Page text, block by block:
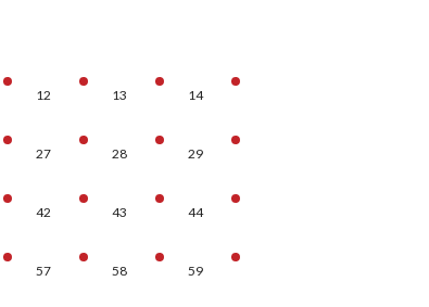
12 13 14
27 28 29
42 43 44
57 58 59